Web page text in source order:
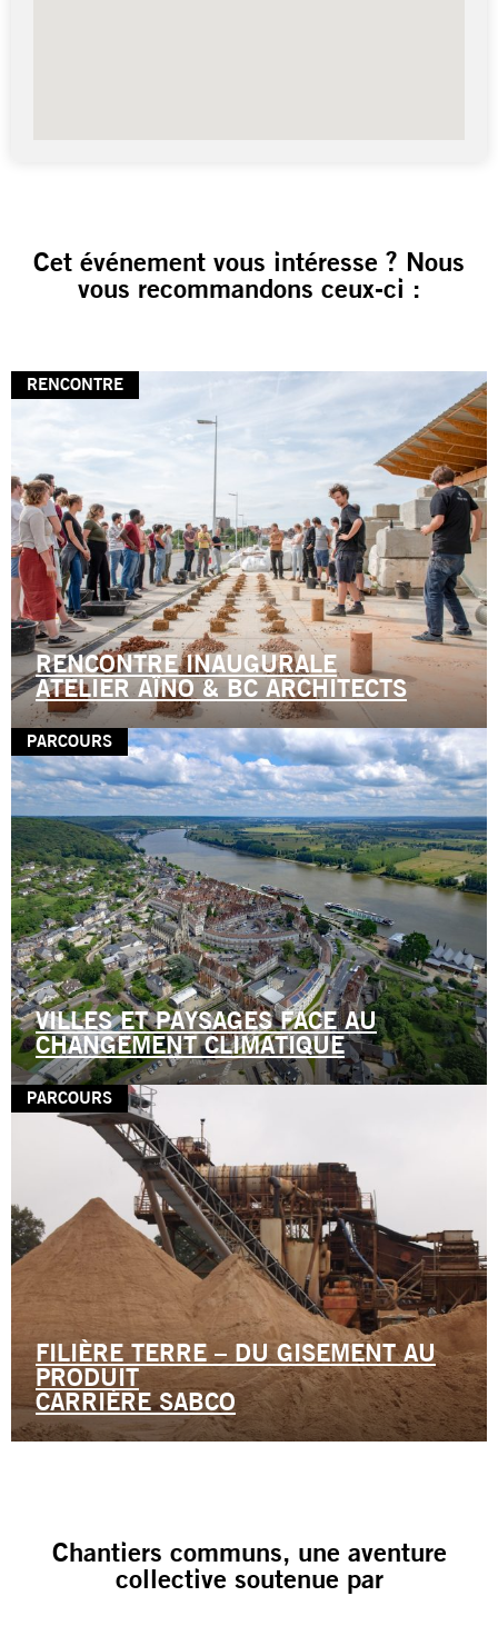
Cet événement vous intéresse ? Nous
vous recommandons ceux-ci :
RENCONTRE
RENCONTRE INAUGURALE
ATELIER AÏNO & BC ARCHITECTS
PARCOURS
VILLES ET PAYSAGES FACE AU
CHANGEMENT CLIMATIQUE
PARCOURS
FILIÈRE TERRE – DU GISEMENT AU
PRODUIT
CARRIÈRE SABCO
Chantiers communs, une aventure
collective soutenue par